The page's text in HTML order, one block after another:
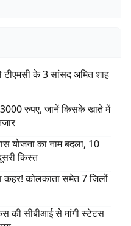
टीएमसी के 3 सांसद अमित शाह
3000 रुपए, जानें किसके खाते में
योजना का नाम बदला, 10
किस्त
कहर! कोलकाता समेत 7 जिलों
की सीबीआई से मांगी स्टेटस